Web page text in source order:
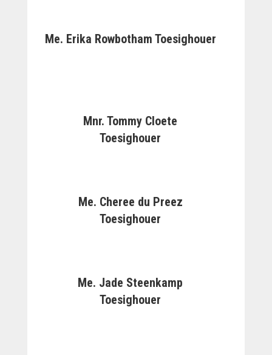
Me. Erika Rowbotham Toesighouer
Mnr. Tommy Cloete
Toesighouer
Me. Cheree du Preez
Toesighouer
Me. Jade Steenkamp
Toesighouer